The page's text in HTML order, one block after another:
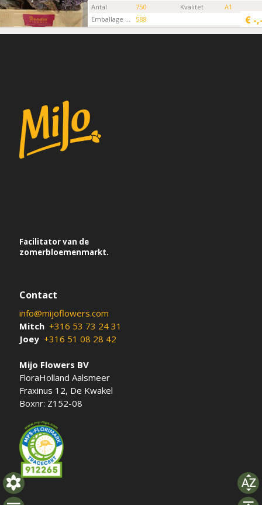
Antal
750 Kvalitet
A1
588
€ -
Facilitator van de
zomerbloemenmarkt.
Contact
info@mijoflowers.com
Mitch +316 53 73 24 31
Joey +316 51 08 28 42
Mijo Flowers BV
FloraHolland Aalsmeer
Fraxinus 12, De Kwakel
Boxnr: Z152-08